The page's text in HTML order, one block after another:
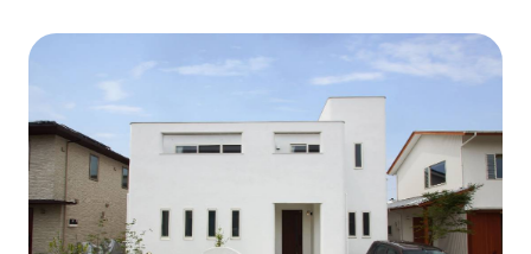
商品ラインナップ
モデルハウス
お客様の声
家づくりの流れ